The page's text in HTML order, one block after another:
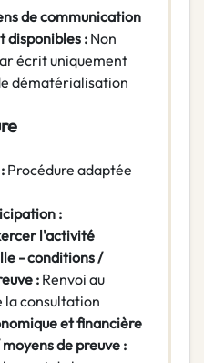
de communication
disponibles : Non
écrit uniquement
dématérialisation
Procédure adaptée
:
l'activité
- conditions /
: Renvoi au
la consultation
et financière
de preuve :